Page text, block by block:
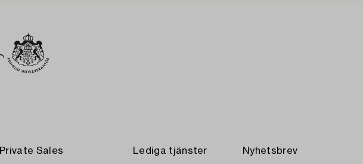
Private Sales Lediga tjänster Nyhetsbrev